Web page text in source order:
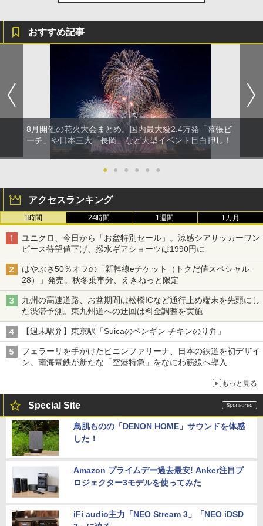
おすすめ記事
8月開催の花火大会まとめ。国内最大級2.4万発「幕張ビ
ーチ」や日本三大「長岡」など大型イベント目白押し！
● ● ● ● ● ●
アクセスランキング
1時間 24時間 1週間 1カ月
ユニクロ、今日から「お盆特別セール」。涼感シアサッカーワン
ピース待望値下げ、撥水ギアショーツは1990円に
はやぶさ50％オフの「新幹線eチケット（トクだ値スペシャル
28）」発売。秋冬乗車分、えきねっと限定
九州の高速道路、お盆期間は松橋ICなど通行止め端末を先頭にし
た渋滞予測。東九州道への迂回は料金調整を実施
【週末駅弁】東京駅「Suicaのペンギン チキンのり弁」
フェラーリを手がけたピニンファリーナ、日本の鉄道を初デザイ
ン。南海電鉄が新たな「空港特急」をなにわ筋線へ導入
もっと見る
Special Site
鳥肌ものの「DENON HOME」サウンドを体感
した！
Amazon プライムデー過去最安! Anker注目プ
ロジェクター3モデルを使ってみた
iFi audio主力「NEO Stream 3」「NEO iDSD